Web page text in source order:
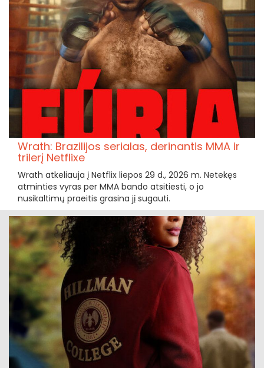
Wrath: Brazilijos serialas, derinantis MMA ir
trilerį Netflixe
Wrath atkeliauja į Netflix liepos 29 d., 2026 m. Netekęs
atminties vyras per MMA bando atsitiesti, o jo
nusikaltimų praeitis grasina jį sugauti.